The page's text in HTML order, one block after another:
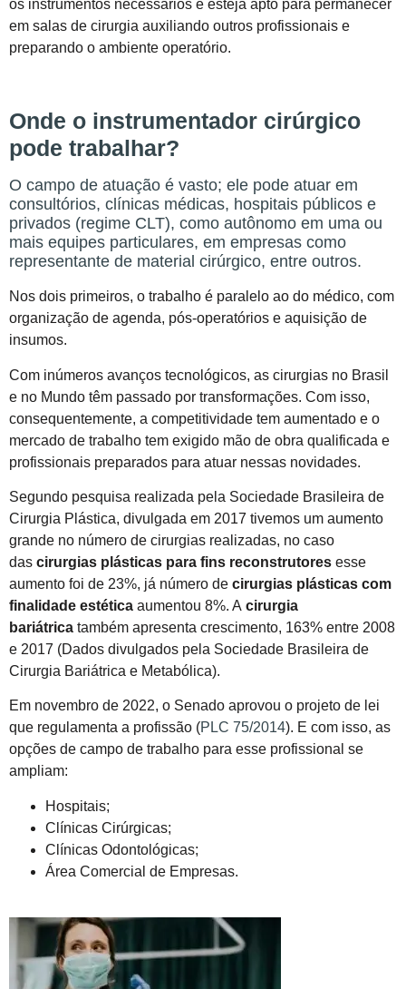
os instrumentos necessários e esteja apto para permanecer
em salas de cirurgia auxiliando outros profissionais e
preparando o ambiente operatório.
Onde o instrumentador cirúrgico
pode trabalhar?
O campo de atuação é vasto; ele pode atuar em
consultórios, clínicas médicas, hospitais públicos e
privados (regime CLT), como autônomo em uma ou
mais equipes particulares, em empresas como
representante de material cirúrgico, entre outros.
Nos dois primeiros, o trabalho é paralelo ao do médico, com
organização de agenda, pós-operatórios e aquisição de
insumos.
Com inúmeros avanços tecnológicos, as cirurgias no Brasil
e no Mundo têm passado por transformações. Com isso,
consequentemente, a competitividade tem aumentado e o
mercado de trabalho tem exigido mão de obra qualificada e
profissionais preparados para atuar nessas novidades.
Segundo pesquisa realizada pela Sociedade Brasileira de
Cirurgia Plástica, divulgada em 2017 tivemos um aumento
grande no número de cirurgias realizadas, no caso
das cirurgias plásticas para fins reconstrutores esse
aumento foi de 23%, já número de cirurgias plásticas com
finalidade estética aumentou 8%. A cirurgia
bariátrica também apresenta crescimento, 163% entre 2008
e 2017 (Dados divulgados pela Sociedade Brasileira de
Cirurgia Bariátrica e Metabólica).
Em novembro de 2022, o Senado aprovou o projeto de lei
que regulamenta a profissão (PLC 75/2014). E com isso, as
opções de campo de trabalho para esse profissional se
ampliam:
Hospitais;
Clínicas Cirúrgicas;
Clínicas Odontológicas;
Área Comercial de Empresas.